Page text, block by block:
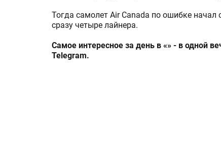
Тогда самолет Air Canada по ошибке начал
сразу четыре лайнера.
Самое интересное за день в «» - в одной
Telegram.